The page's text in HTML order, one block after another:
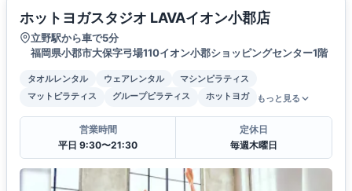
ホットヨガスタジオ LAVAイオン小郡店
立野駅から車で5分
福岡県小郡市大保字弓場110イオン小郡ショッピングセンター1階
タオルレンタル ウェアレンタル
マシンピラティス
マットピラティス
グループピラティス ホットヨガ もっと見る
営業時間
平日 9:30〜21:30
定休日
毎週木曜日